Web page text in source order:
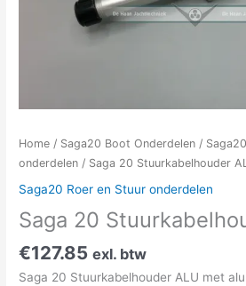
Home / Saga20 Boot Onderdelen /
onderdelen / Saga 20 Stuurkabelhouder
Saga20 Roer en Stuur onderdelen
Saga 20
€127.85 exl. btw
Saga 20 Stuurkabelhouder ALU met